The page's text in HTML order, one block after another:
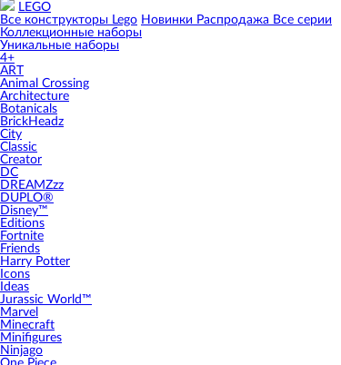
LEGO
Все конструкторы Lego Новинки Распродажа Все серии
Коллекционные наборы
Уникальные наборы
4+
ART
Animal Crossing
Architecture
Botanicals
BrickHeadz
City
Classic
Creator
DC
DREAMZzz
DUPLO®
Disney™
Editions
Fortnite
Friends
Harry Potter
Icons
Ideas
Jurassic World™
Marvel
Minecraft
Minifigures
Ninjago